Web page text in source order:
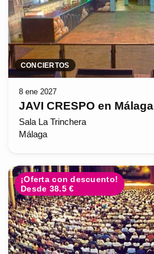
CONCIERTOS
8 ene 2027
JAVI CRESPO en Málaga
Sala La Trinchera
Málaga
¡Oferta con descuento!
Desde 38.5 €